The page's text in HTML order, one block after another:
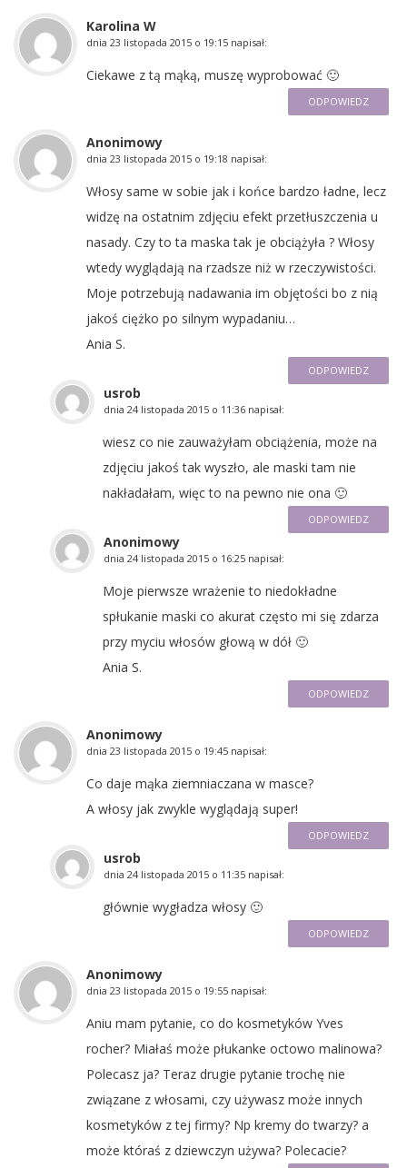
Karolina W
dnia 23 listopada 2015 o 19:15 napisał:
Ciekawe z tą mąką, muszę wyprobować 🙂
ODPOWIEDZ
Anonimowy
dnia 23 listopada 2015 o 19:18 napisał:
Włosy same w sobie jak i końce bardzo ładne, lecz
widzę na ostatnim zdjęciu efekt przetłuszczenia u
nasady. Czy to ta maska tak je obciążyła ? Włosy
wtedy wyglądają na rzadsze niż w rzeczywistości.
Moje potrzebują nadawania im objętości bo z nią
jakoś ciężko po silnym wypadaniu…
Ania S.
ODPOWIEDZ
usrob
dnia 24 listopada 2015 o 11:36 napisał:
wiesz co nie zauważyłam obciążenia, może na
zdjęciu jakoś tak wyszło, ale maski tam nie
nakładałam, więc to na pewno nie ona 🙂
ODPOWIEDZ
Anonimowy
dnia 24 listopada 2015 o 16:25 napisał:
Moje pierwsze wrażenie to niedokładne
spłukanie maski co akurat często mi się zdarza
przy myciu włosów głową w dół 🙂
Ania S.
ODPOWIEDZ
Anonimowy
dnia 23 listopada 2015 o 19:45 napisał:
Co daje mąka ziemniaczana w masce?
A włosy jak zwykle wyglądają super!
ODPOWIEDZ
usrob
dnia 24 listopada 2015 o 11:35 napisał:
głównie wygładza włosy 🙂
ODPOWIEDZ
Anonimowy
dnia 23 listopada 2015 o 19:55 napisał:
Aniu mam pytanie, co do kosmetyków Yves
rocher? Miałaś może płukanke octowo malinowa?
Polecasz ja? Teraz drugie pytanie trochę nie
związane z włosami, czy używasz może innych
kosmetyków z tej firmy? Np kremy do twarzy? a
może któraś z dziewczyn używa? Polecacie?